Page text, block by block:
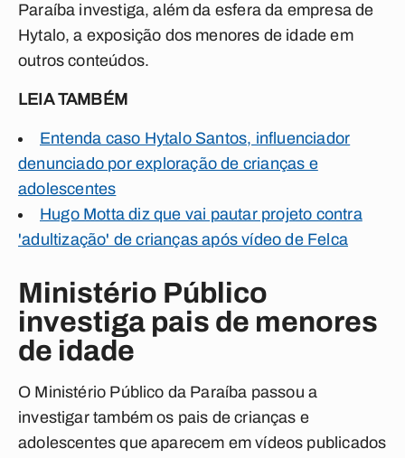
Paraíba investiga, além da esfera da empresa de
Hytalo, a exposição dos menores de idade em
outros conteúdos.
LEIA TAMBÉM
Entenda caso Hytalo Santos, influenciador
denunciado por exploração de crianças e
adolescentes
Hugo Motta diz que vai pautar projeto contra
'adultização' de crianças após vídeo de Felca
Ministério Público
investiga pais de menores
de idade
O Ministério Público da Paraíba passou a
investigar também os pais de crianças e
adolescentes que aparecem em vídeos publicados